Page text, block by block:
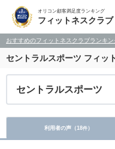
オリコン顧客満足度ランキング
フィットネスクラブ
おすすめのフィットネスクラブランキン
セントラルスポーツ フィッ
セントラルスポーツ
利用者の声（18件）